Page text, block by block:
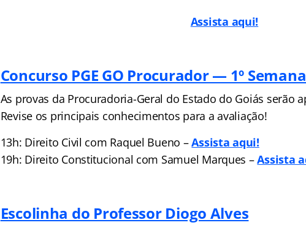
Assista aqui!
Concurso PGE GO Procurador — 1º
As provas da Procuradoria-Geral do Estado do Goiás serão
Revise os principais conhecimentos para a avaliação!
13h: Direito Civil com Raquel Bueno –Assista aqui!
19h: Direito Constitucional com Samuel Marques –Assista
Escolinha do Professor Diogo Alves